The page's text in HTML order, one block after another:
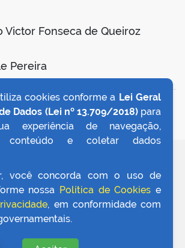
Victor Fonseca de Queiroz
Pereira
VOLTAR AO TOPO
cookies conforme a Lei Geral
Dados (Lei nº 13.709/2018)para
experiência de navegação,
conteúdo e coletar dados
você concorda com o uso de
nossa Política de Cookies e
, em conformidade com